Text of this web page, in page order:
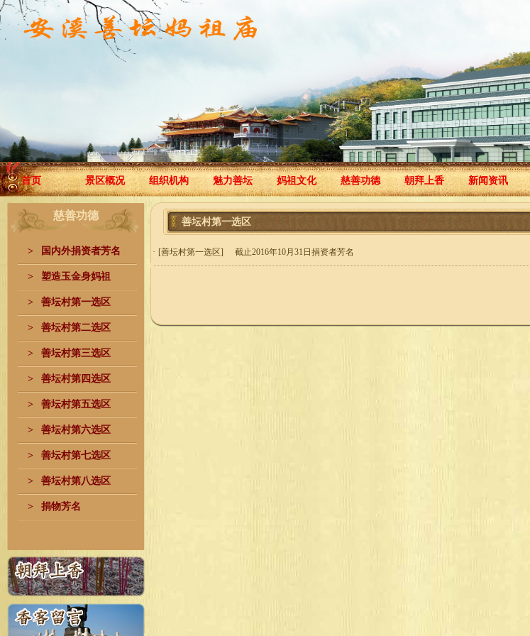
首页 景区概况 组织机构 魅力善坛 妈祖文化 慈善功德 朝拜上香 新闻资讯
慈善功德
> 国内外捐资者芳名
> 塑造玉金身妈祖
> 善坛村第一选区
> 善坛村第二选区
> 善坛村第三选区
> 善坛村第四选区
> 善坛村第五选区
> 善坛村第六选区
> 善坛村第七选区
> 善坛村第八选区
> 捐物芳名
善坛村第一选区
· [善坛村第一选区] 截止2016年10月31日捐资者芳名